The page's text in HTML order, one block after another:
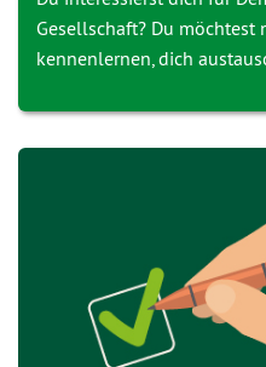
Gesellschaft? Du möchtest
kennenlernen, dich